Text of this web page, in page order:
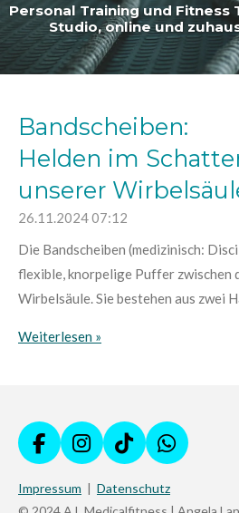
Personal Training und Fitness
Studio, online und
Bandscheiben:
Helden im
unserer
26.11.202407:12
Die Bandscheiben (medizinisch:
flexible, knorpelige Puffer zwischen
Wirbelsäule. Sie bestehen aus zwei
Weiterlesen »
F
a
c
I
n
s
T
i
k
W
h
a
Impressum | Datenschutz